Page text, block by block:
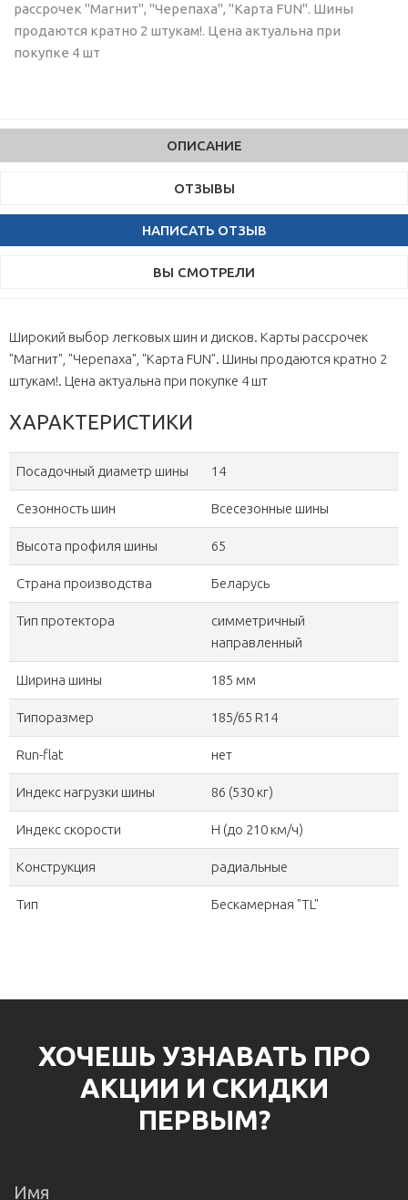
рассрочек "Магнит", "Черепаха", "Карта FUN". Шины
продаются кратно 2 штукам!. Цена актуальна при
покупке 4 шт
ОПИСАНИЕ
ОТЗЫВЫ
НАПИСАТЬ ОТЗЫВ
ВЫ СМОТРЕЛИ
Широкий выбор легковых шин и дисков. Карты рассрочек
"Магнит", "Черепаха", "Карта FUN". Шины продаются кратно 2
штукам!. Цена актуальна при покупке 4 шт
ХАРАКТЕРИСТИКИ
Посадочный диаметр шины 14
Сезонность шин Всесезонные шины
Высота профиля шины 65
Страна производства Беларусь
Тип протектора
симметричный
направленный
Ширина шины 185 мм
Типоразмер 185/65 R14
Run-flat нет
Индекс нагрузки шины 86 (530 кг)
Индекс скорости H (до 210 км/ч)
Конструкция радиальные
Тип Бескамерная "TL"
ХОЧЕШЬ УЗНАВАТЬ ПРО
АКЦИИ И СКИДКИ
ПЕРВЫМ?